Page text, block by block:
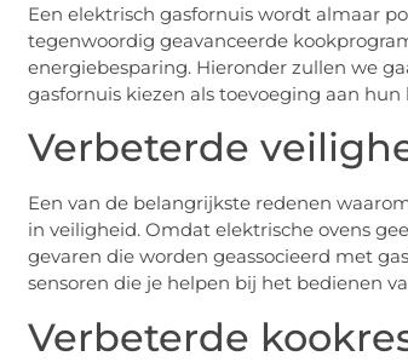
Een elektrisch gasfornuis wordt almaar
tegenwoordig geavanceerde
energiebesparing. Hieronder zullen we
gasfornuis kiezen als toevoeging aan hun
Verbeterde
Een van de belangrijkste redenen
in veiligheid. Omdat elektrische ovens
gevaren die worden geassocieerd met
sensoren die je helpen bij het bedienen
Verbeterde